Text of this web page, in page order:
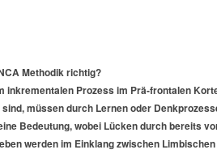
Methodik richtig?
inkrementalen Prozess im Prä-frontalen
müssen durch Lernen oder
Bedeutung, wobei Lücken durch bereits
werden im Einklang zwischen